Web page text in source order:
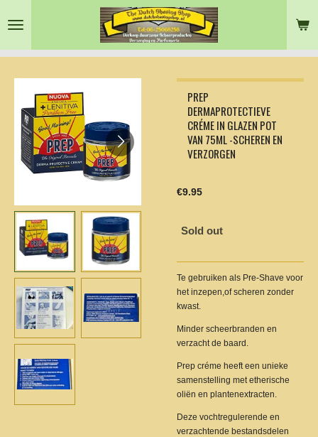
to
content
PREP
DERMAPROTECTIEVE
CRÉME IN GLAZEN POT
VAN 75ML -SCHEREN EN
VERZORGEN
€9.95
Sold out
Te gebruiken als Pre-Shave voor
het inzepen,of scheren zonder
kwast.
Minder scheerbranden en
verzacht de baard.
Prep créme heeft een unieke
samenstelling met etherische
oliën en plantenextracten.
Deze vochtregulerende en
verzachtende bestandsdelen